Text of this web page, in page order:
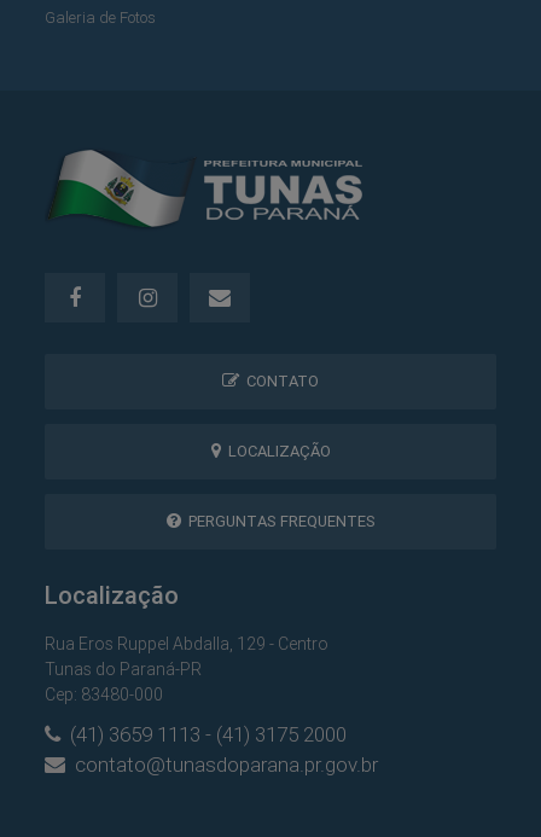
Galeria de Fotos
CONTATO
LOCALIZAÇÃO
PERGUNTAS FREQUENTES
Localização
Rua Eros Ruppel Abdalla, 129 - Centro
Tunas do Paraná-PR
Cep: 83480-000
(41) 3659 1113 - (41) 3175 2000
contato@tunasdoparana.pr.gov.br